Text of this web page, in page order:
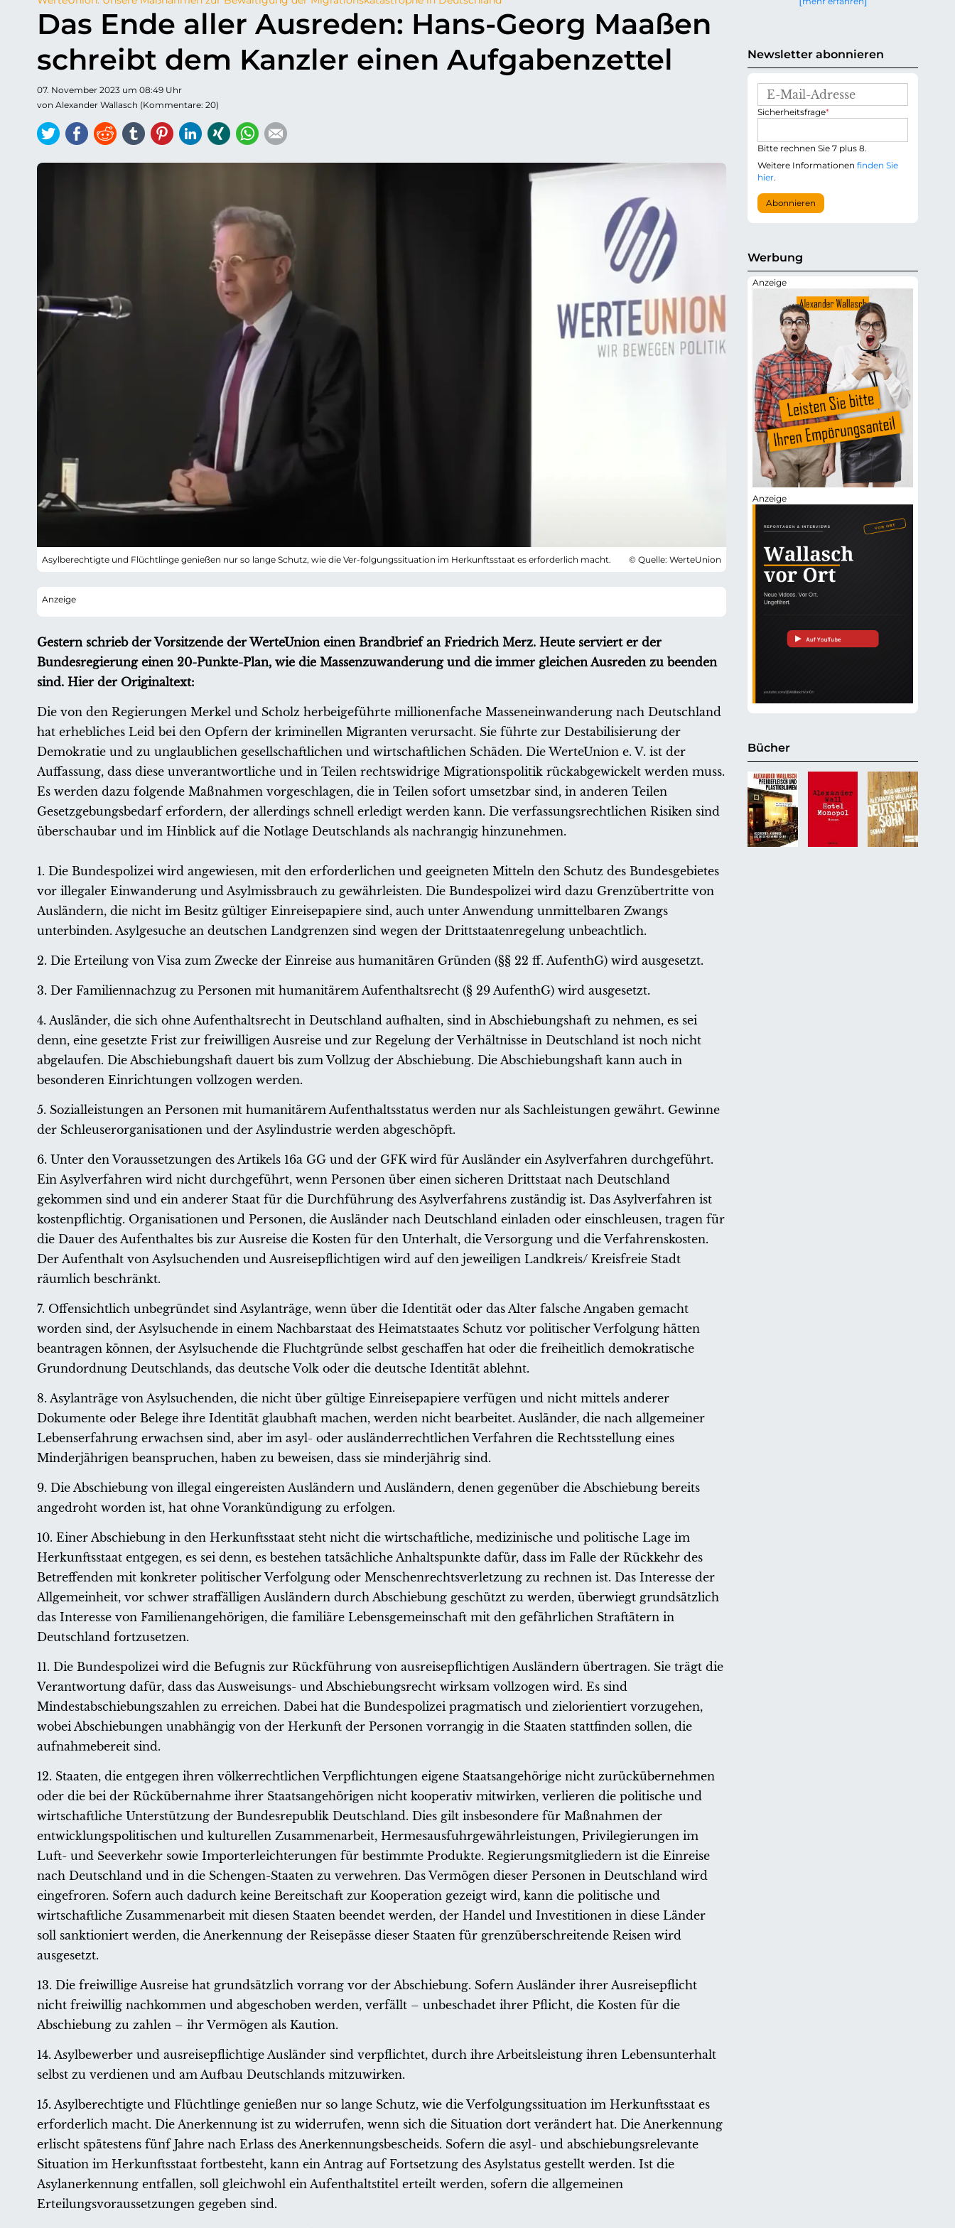
e
n
Das Ende aller Ausreden: Hans-Georg Maaßen
schreibt dem Kanzler einen Aufgabenzettel
07. November 2023 um 08:49 Uhr
von Alexander Wallasch (Kommentare: 20)
TwitterFacebook
ReddittumblrPinterestLinkedIn
Xing WhatsApp
Asylberechtigte und Flüchtlinge genießen nur so lange Schutz, wie die Ver-folgungssituation im Herkunftsstaat es erforderlich macht. © Quelle: WerteUnion
Gestern schrieb der Vorsitzende der WerteUnion einen Brandbrief an Friedrich Merz. Heute serviert er der
Bundesregierung einen 20-Punkte-Plan, wie die Massenzuwanderung und die immer gleichen Ausreden zu beenden
sind. Hier der Originaltext:
Die von den Regierungen Merkel und Scholz herbeigeführte millionenfache Masseneinwanderung nach Deutschland
hat erhebliches Leid bei den Opfern der kriminellen Migranten verursacht. Sie führte zur Destabilisierung der
Demokratie und zu unglaublichen gesellschaftlichen und wirtschaftlichen Schäden. Die WerteUnion e. V. ist der
Auffassung, dass diese unverantwortliche und in Teilen rechtswidrige Migrationspolitik rückabgewickelt werden muss.
Es werden dazu folgende Maßnahmen vorgeschlagen, die in Teilen sofort umsetzbar sind, in anderen Teilen
Gesetzgebungsbedarf erfordern, der allerdings schnell erledigt werden kann. Die verfassungsrechtlichen Risiken sind
überschaubar und im Hinblick auf die Notlage Deutschlands als nachrangig hinzunehmen.
1. Die Bundespolizei wird angewiesen, mit den erforderlichen und geeigneten Mitteln den Schutz des Bundesgebietes
vor illegaler Einwanderung und Asylmissbrauch zu gewährleisten. Die Bundespolizei wird dazu Grenzübertritte von
Ausländern, die nicht im Besitz gültiger Einreisepapiere sind, auch unter Anwendung unmittelbaren Zwangs
unterbinden. Asylgesuche an deutschen Landgrenzen sind wegen der Drittstaatenregelung unbeachtlich.
2. Die Erteilung von Visa zum Zwecke der Einreise aus humanitären Gründen (§§ 22 ff. AufenthG) wird ausgesetzt.
3. Der Familiennachzug zu Personen mit humanitärem Aufenthaltsrecht (§ 29 AufenthG) wird ausgesetzt.
4. Ausländer, die sich ohne Aufenthaltsrecht in Deutschland aufhalten, sind in Abschiebungshaft zu nehmen, es sei
denn, eine gesetzte Frist zur freiwilligen Ausreise und zur Regelung der Verhältnisse in Deutschland ist noch nicht
abgelaufen. Die Abschiebungshaft dauert bis zum Vollzug der Abschiebung. Die Abschiebungshaft kann auch in
besonderen Einrichtungen vollzogen werden.
5. Sozialleistungen an Personen mit humanitärem Aufenthaltsstatus werden nur als Sachleistungen gewährt. Gewinne
der Schleuserorganisationen und der Asylindustrie werden abgeschöpft.
6. Unter den Voraussetzungen des Artikels 16a GG und der GFK wird für Ausländer ein Asylverfahren durchgeführt.
Ein Asylverfahren wird nicht durchgeführt, wenn Personen über einen sicheren Drittstaat nach Deutschland
gekommen sind und ein anderer Staat für die Durchführung des Asylverfahrens zuständig ist. Das Asylverfahren ist
kostenpflichtig. Organisationen und Personen, die Ausländer nach Deutschland einladen oder einschleusen, tragen für
die Dauer des Aufenthaltes bis zur Ausreise die Kosten für den Unterhalt, die Versorgung und die Verfahrenskosten.
Der Aufenthalt von Asylsuchenden und Ausreisepflichtigen wird auf den jeweiligen Landkreis/ Kreisfreie Stadt
räumlich beschränkt.
7. Offensichtlich unbegründet sind Asylanträge, wenn über die Identität oder das Alter falsche Angaben gemacht
worden sind, der Asylsuchende in einem Nachbarstaat des Heimatstaates Schutz vor politischer Verfolgung hätten
beantragen können, der Asylsuchende die Fluchtgründe selbst geschaffen hat oder die freiheitlich demokratische
Grundordnung Deutschlands, das deutsche Volk oder die deutsche Identität ablehnt.
8. Asylanträge von Asylsuchenden, die nicht über gültige Einreisepapiere verfügen und nicht mittels anderer
Dokumente oder Belege ihre Identität glaubhaft machen, werden nicht bearbeitet. Ausländer, die nach allgemeiner
Lebenserfahrung erwachsen sind, aber im asyl- oder ausländerrechtlichen Verfahren die Rechtsstellung eines
Minderjährigen beanspruchen, haben zu beweisen, dass sie minderjährig sind.
9. Die Abschiebung von illegal eingereisten Ausländern und Ausländern, denen gegenüber die Abschiebung bereits
angedroht worden ist, hat ohne Vorankündigung zu erfolgen.
10. Einer Abschiebung in den Herkunftsstaat steht nicht die wirtschaftliche, medizinische und politische Lage im
Herkunftsstaat entgegen, es sei denn, es bestehen tatsächliche Anhaltspunkte dafür, dass im Falle der Rückkehr des
Betreffenden mit konkreter politischer Verfolgung oder Menschenrechtsverletzung zu rechnen ist. Das Interesse der
Allgemeinheit, vor schwer straffälligen Ausländern durch Abschiebung geschützt zu werden, überwiegt grundsätzlich
das Interesse von Familienangehörigen, die familiäre Lebensgemeinschaft mit den gefährlichen Straftätern in
Deutschland fortzusetzen.
11. Die Bundespolizei wird die Befugnis zur Rückführung von ausreisepflichtigen Ausländern übertragen. Sie trägt die
Verantwortung dafür, dass das Ausweisungs- und Abschiebungsrecht wirksam vollzogen wird. Es sind
Mindestabschiebungszahlen zu erreichen. Dabei hat die Bundespolizei pragmatisch und zielorientiert vorzugehen,
wobei Abschiebungen unabhängig von der Herkunft der Personen vorrangig in die Staaten stattfinden sollen, die
aufnahmebereit sind.
12. Staaten, die entgegen ihren völkerrechtlichen Verpflichtungen eigene Staatsangehörige nicht zurückübernehmen
oder die bei der Rückübernahme ihrer Staatsangehörigen nicht kooperativ mitwirken, verlieren die politische und
wirtschaftliche Unterstützung der Bundesrepublik Deutschland. Dies gilt insbesondere für Maßnahmen der
entwicklungspolitischen und kulturellen Zusammenarbeit, Hermesausfuhrgewährleistungen, Privilegierungen im
Luft- und Seeverkehr sowie Importerleichterungen für bestimmte Produkte. Regierungsmitgliedern ist die Einreise
nach Deutschland und in die Schengen-Staaten zu verwehren. Das Vermögen dieser Personen in Deutschland wird
eingefroren. Sofern auch dadurch keine Bereitschaft zur Kooperation gezeigt wird, kann die politische und
wirtschaftliche Zusammenarbeit mit diesen Staaten beendet werden, der Handel und Investitionen in diese Länder
soll sanktioniert werden, die Anerkennung der Reisepässe dieser Staaten für grenzüberschreitende Reisen wird
ausgesetzt.
13. Die freiwillige Ausreise hat grundsätzlich vorrang vor der Abschiebung. Sofern Ausländer ihrer Ausreisepflicht
nicht freiwillig nachkommen und abgeschoben werden, verfällt – unbeschadet ihrer Pflicht, die Kosten für die
Abschiebung zu zahlen – ihr Vermögen als Kaution.
14. Asylbewerber und ausreisepflichtige Ausländer sind verpflichtet, durch ihre Arbeitsleistung ihren Lebensunterhalt
selbst zu verdienen und am Aufbau Deutschlands mitzuwirken.
15. Asylberechtigte und Flüchtlinge genießen nur so lange Schutz, wie die Verfolgungssituation im Herkunftsstaat es
erforderlich macht. Die Anerkennung ist zu widerrufen, wenn sich die Situation dort verändert hat. Die Anerkennung
erlischt spätestens fünf Jahre nach Erlass des Anerkennungsbescheids. Sofern die asyl- und abschiebungsrelevante
Situation im Herkunftsstaat fortbesteht, kann ein Antrag auf Fortsetzung des Asylstatus gestellt werden. Ist die
Asylanerkennung entfallen, soll gleichwohl ein Aufenthaltstitel erteilt werden, sofern die allgemeinen
Erteilungsvoraussetzungen gegeben sind.
Newsletter abonnieren
M
l
-
A
r
e
P
i
c
h
t
f
e
Sicherheitsfrage*
Bitte rechnen Sie 7 plus 8.
Weitere Informationen finden Sie
hier.
Abonnieren
Werbung
Bücher